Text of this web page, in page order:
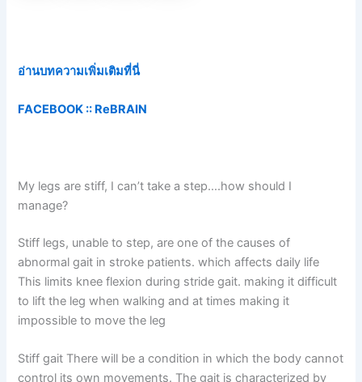
อ่านบทความเพิ่มเติมที่นี่
FACEBOOK :: ReBRAIN
My legs are stiff, I can’t take a step….how should I
manage?
Stiff legs, unable to step, are one of the causes of
abnormal gait in stroke patients. which affects daily life
This limits knee flexion during stride gait. making it difficult
to lift the leg when walking and at times making it
impossible to move the leg
Stiff gait There will be a condition in which the body cannot
control its own movements. The gait is characterized by